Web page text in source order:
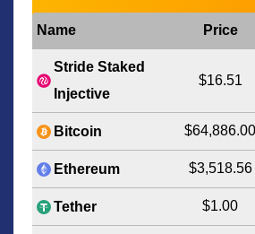
Name Price
Stride Staked
Injective
$16.51
Bitcoin $64,886.00
Ethereum $3,518.56
Tether $1.00